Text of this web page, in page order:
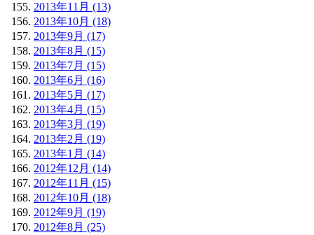
2013年11月 (13)
2013年10月 (18)
2013年9月 (17)
2013年8月 (15)
2013年7月 (15)
2013年6月 (16)
2013年5月 (17)
2013年4月 (15)
2013年3月 (19)
2013年2月 (19)
2013年1月 (14)
2012年12月 (14)
2012年11月 (15)
2012年10月 (18)
2012年9月 (19)
2012年8月 (25)